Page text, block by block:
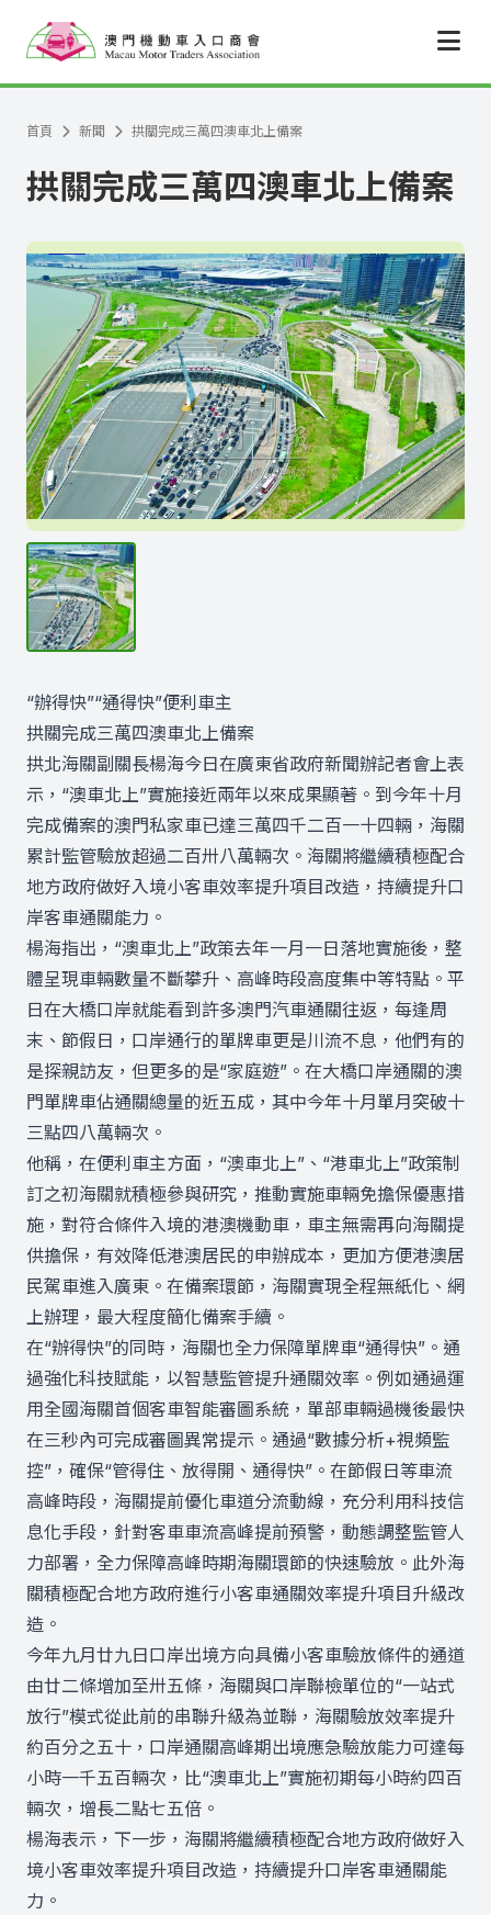
首頁 新聞 拱關完成三萬四澳車北上備案
拱關完成三萬四澳車北上備案
“辦得快”“通得快”便利車主
拱關完成三萬四澳車北上備案
拱北海關副關長楊海今日在廣東省政府新聞辦記者會上表
示，“澳車北上”實施接近兩年以來成果顯著。到今年十月
完成備案的澳門私家車已達三萬四千二百一十四輛，海關
累計監管驗放超過二百卅八萬輛次。海關將繼續積極配合
地方政府做好入境小客車效率提升項目改造，持續提升口
岸客車通關能力。
楊海指出，“澳車北上”政策去年一月一日落地實施後，整
體呈現車輛數量不斷攀升、高峰時段高度集中等特點。平
日在大橋口岸就能看到許多澳門汽車通關往返，每逢周
末、節假日，口岸通行的單牌車更是川流不息，他們有的
是探親訪友，但更多的是“家庭遊”。在大橋口岸通關的澳
門單牌車佔通關總量的近五成，其中今年十月單月突破十
三點四八萬輛次。
他稱，在便利車主方面，“澳車北上”、“港車北上”政策制
訂之初海關就積極參與研究，推動實施車輛免擔保優惠措
施，對符合條件入境的港澳機動車，車主無需再向海關提
供擔保，有效降低港澳居民的申辦成本，更加方便港澳居
民駕車進入廣東。在備案環節，海關實現全程無紙化、網
上辦理，最大程度簡化備案手續。
在“辦得快”的同時，海關也全力保障單牌車“通得快”。通
過強化科技賦能，以智慧監管提升通關效率。例如通過運
用全國海關首個客車智能審圖系統，單部車輛過機後最快
在三秒內可完成審圖異常提示。通過“數據分析+視頻監
控”，確保“管得住、放得開、通得快”。在節假日等車流
高峰時段，海關提前優化車道分流動線，充分利用科技信
息化手段，針對客車車流高峰提前預警，動態調整監管人
力部署，全力保障高峰時期海關環節的快速驗放。此外海
關積極配合地方政府進行小客車通關效率提升項目升級改
造。
今年九月廿九日口岸出境方向具備小客車驗放條件的通道
由廿二條增加至卅五條，海關與口岸聯檢單位的“一站式
放行”模式從此前的串聯升級為並聯，海關驗放效率提升
約百分之五十，口岸通關高峰期出境應急驗放能力可達每
小時一千五百輛次，比“澳車北上”實施初期每小時約四百
輛次，增長二點七五倍。
楊海表示，下一步，海關將繼續積極配合地方政府做好入
境小客車效率提升項目改造，持續提升口岸客車通關能
力。